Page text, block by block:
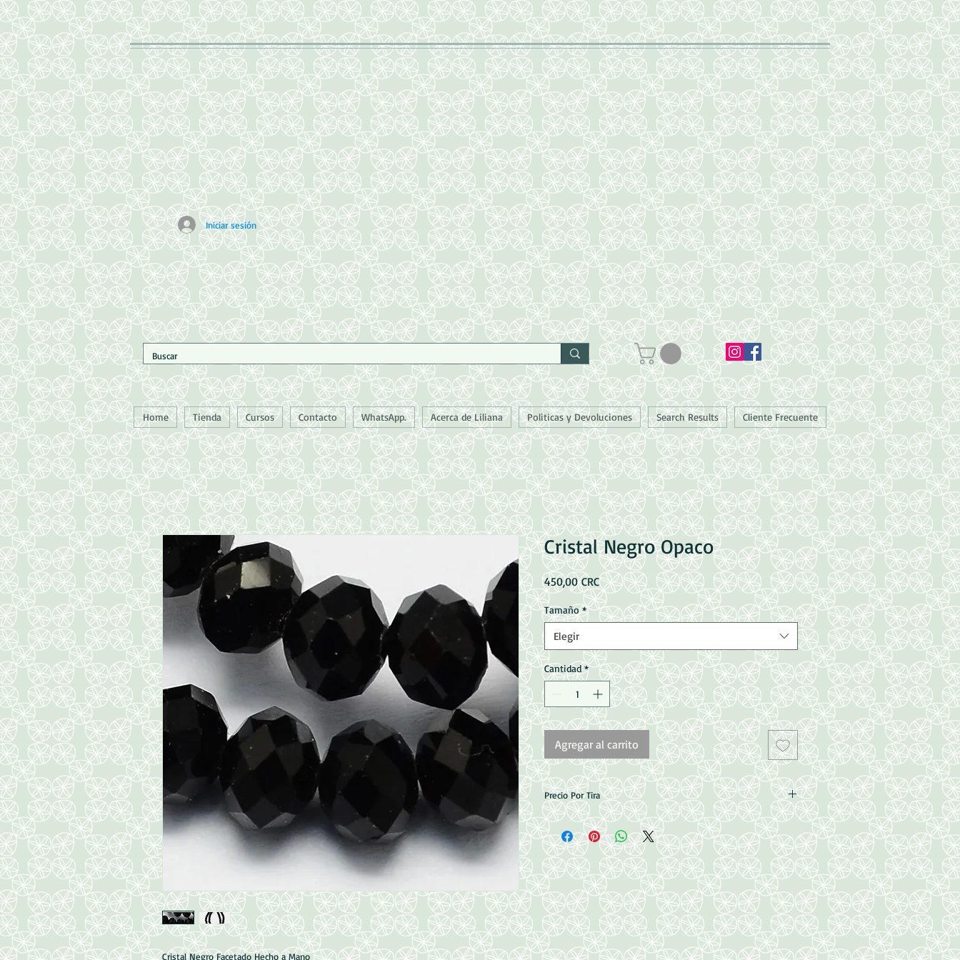
Iniciar sesión
Home Tienda Cursos Contacto WhatsApp. Acerca de Liliana Politicas y Devoluciones Search Results Cliente Frecuente
Cristal Negro Facetado Hecho a Mano
Cristal Negro Opaco
450,00 CRCPrecio
Tamaño *
Elegir
Cantidad *
Agregar al carrito
Precio Por Tira
4mm = 140 Piezas / Tira
6mm = 95 Piezas / Tira
8mm = 70 Piezas / Tira
10mm = 70 Piezas / Tira